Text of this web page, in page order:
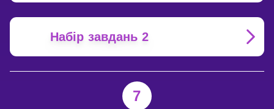
Набір завдань 2
7